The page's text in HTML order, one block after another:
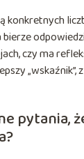
konkretnych
czy ma
„wskaźnik”,
pytania,